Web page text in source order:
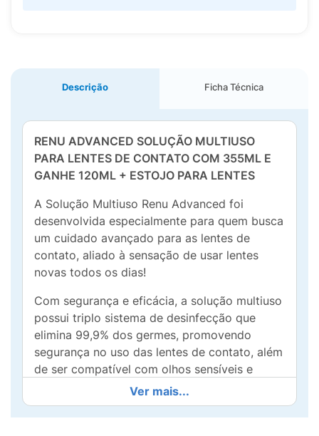
Descrição Ficha Técnica
RENU ADVANCED SOLUÇÃO MULTIUSO
PARA LENTES DE CONTATO COM 355ML E
GANHE 120ML + ESTOJO PARA LENTES
A Solução Multiuso Renu Advanced foi
desenvolvida especialmente para quem busca
um cuidado avançado para as lentes de
contato, aliado à sensação de usar lentes
novas todos os dias!
Com segurança e eficácia, a solução multiuso
possui triplo sistema de desinfecção que
elimina 99,9% dos germes, promovendo
segurança no uso das lentes de contato, além
de ser compatível com olhos sensíveis e
proporcionar até 20h de hidratação.
Renu Advanced também limpa, hidrata,
Ver mais...